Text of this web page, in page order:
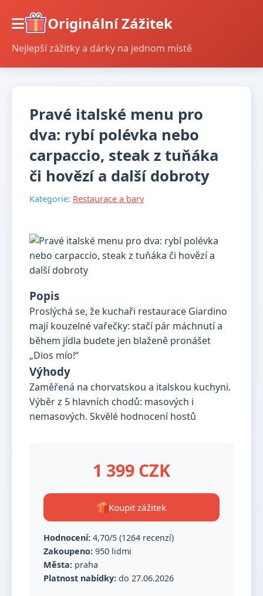
Originální Zážitek
Nejlepší zážitky a dárky na jednom místě
Pravé italské menu pro
dva: rybí polévka nebo
carpaccio, steak z tuňáka
či hovězí a další dobroty
Kategorie: Restaurace a bary
Popis
Proslýchá se, že kuchaři restaurace Giardino
mají kouzelné vařečky: stačí pár máchnutí a
během jídla budete jen blaženě pronášet
„Dios mío!“
Výhody
Zaměřená na chorvatskou a italskou kuchyni.
Výběr z 5 hlavních chodů: masových i
nemasových. Skvělé hodnocení hostů
1 399 CZK
Koupit zážitek
Hodnocení: 4,70/5 (1264 recenzí)
Zakoupeno: 950 lidmi
Města: praha
Platnost nabídky: do 27.06.2026